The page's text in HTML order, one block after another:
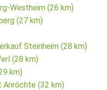
Westheim (26 km)
(27 km)
Steinheim (28 km)
(28 km)
km)
Anröchte (32 km)